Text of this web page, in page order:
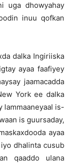
uga dhowyahay
inuu qofkan
dalka Ingiriiska
ayaa faafiyey
jaamacadda
York ee dalka
lammaaneyaal is-
is guursaday,
ayaa
dhalinta cusub
qaaddo ulana